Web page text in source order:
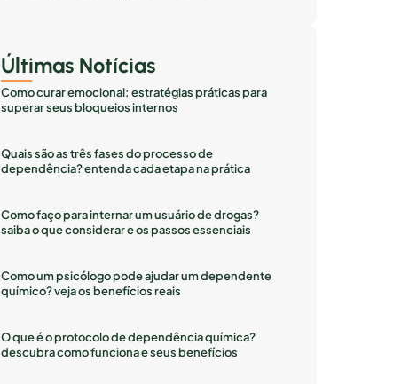
Últimas Notícias
Como curar emocional: estratégias práticas para
superar seus bloqueios internos
Quais são as três fases do processo de
dependência? entenda cada etapa na prática
Como faço para internar um usuário de drogas?
saiba o que considerar e os passos essenciais
Como um psicólogo pode ajudar um dependente
químico? veja os benefícios reais
O que é o protocolo de dependência química?
descubra como funciona e seus benefícios